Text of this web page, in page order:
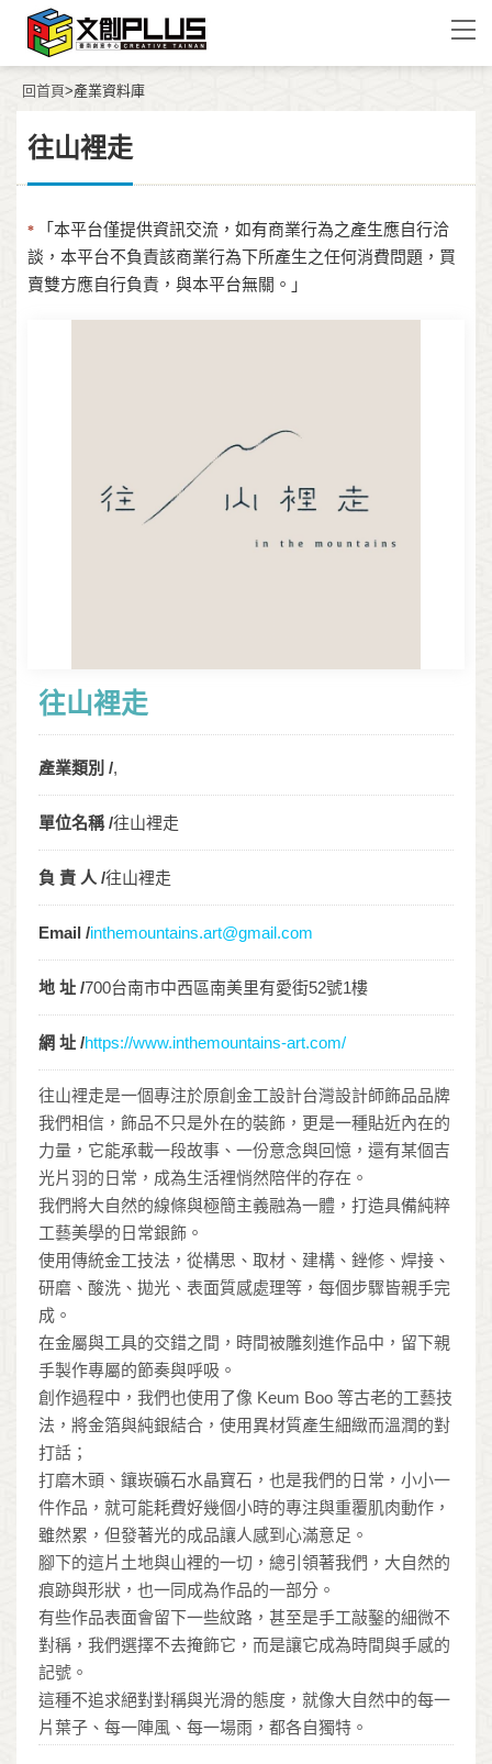
回首頁>產業資料庫
往山裡走
*
「本平台僅提供資訊交流，如有商業行為之產生應自行洽
談，本平台不負責該商業行為下所產生之任何消費問題，買
賣雙方應自行負責，與本平台無關。」
往山裡走
產業類別 /,
單位名稱 /往山裡走
負 責 人 /往山裡走
Email /inthemountains.art@gmail.com
地 址 /700台南市中西區南美里有愛街52號1樓
網 址 /https://www.inthemountains-art.com/
往山裡走是一個專注於原創金工設計台灣設計師飾品品牌
我們相信，飾品不只是外在的裝飾，更是一種貼近內在的
力量，它能承載一段故事、一份意念與回憶，還有某個吉
光片羽的日常，成為生活裡悄然陪伴的存在。
我們將大自然的線條與極簡主義融為一體，打造具備純粹
工藝美學的日常銀飾。
使用傳統金工技法，從構思、取材、建構、銼修、焊接、
研磨、酸洗、拋光、表面質感處理等，每個步驟皆親手完
成。
在金屬與工具的交錯之間，時間被雕刻進作品中，留下親
手製作專屬的節奏與呼吸。
創作過程中，我們也使用了像 Keum Boo 等古老的工藝技
法，將金箔與純銀結合，使用異材質產生細緻而溫潤的對
打話；
打磨木頭、鑲崁礦石水晶寶石，也是我們的日常，小小一
件作品，就可能耗費好幾個小時的專注與重覆肌肉動作，
雖然累，但發著光的成品讓人感到心滿意足。
腳下的這片土地與山裡的一切，總引領著我們，大自然的
痕跡與形狀，也一同成為作品的一部分。
有些作品表面會留下一些紋路，甚至是手工敲鑿的細微不
對稱，我們選擇不去掩飾它，而是讓它成為時間與手感的
記號。
這種不追求絕對對稱與光滑的態度，就像大自然中的每一
片葉子、每一陣風、每一場雨，都各自獨特。